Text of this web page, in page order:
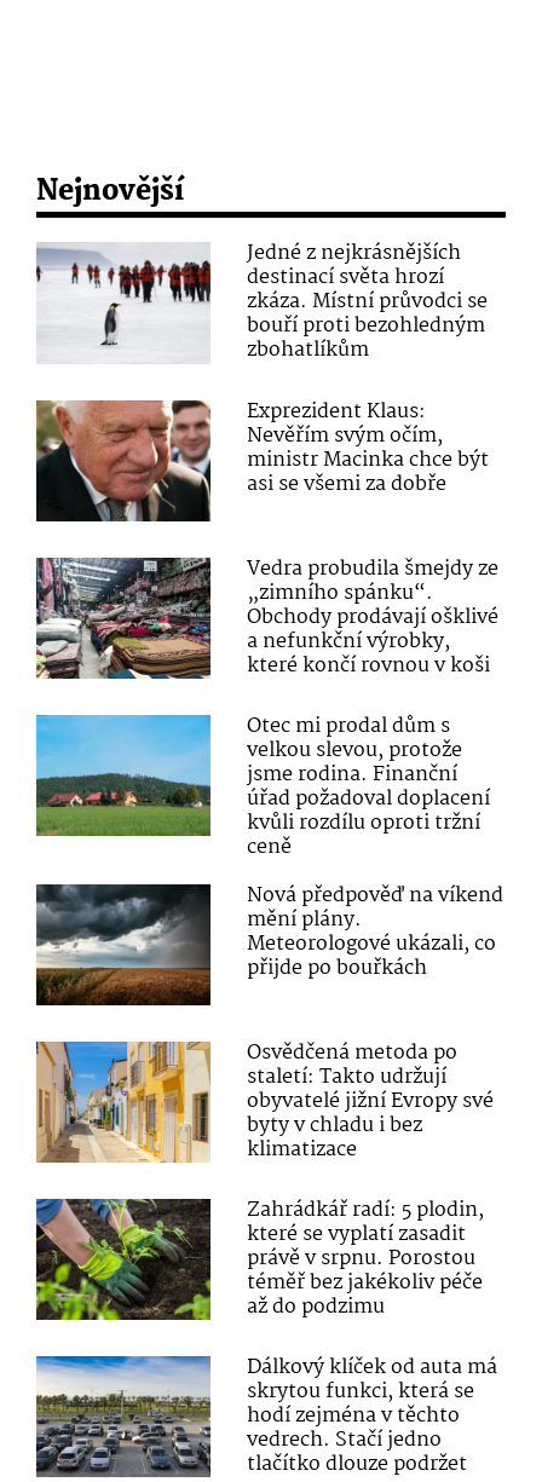
Nejnovější
Jedné z nejkrásnějších
destinací světa hrozí
zkáza. Místní průvodci se
bouří proti bezohledným
zbohatlíkům
Exprezident Klaus:
Nevěřím svým očím,
ministr Macinka chce být
asi se všemi za dobře
Vedra probudila šmejdy ze
„zimního spánku“.
Obchody prodávají ošklivé
a nefunkční výrobky,
které končí rovnou v koši
Otec mi prodal dům s
velkou slevou, protože
jsme rodina. Finanční
úřad požadoval doplacení
kvůli rozdílu oproti tržní
ceně
Nová předpověď na víkend
mění plány.
Meteorologové ukázali, co
přijde po bouřkách
Osvědčená metoda po
staletí: Takto udržují
obyvatelé jižní Evropy své
byty v chladu i bez
klimatizace
Zahrádkář radí: 5 plodin,
které se vyplatí zasadit
právě v srpnu. Porostou
téměř bez jakékoliv péče
až do podzimu
Dálkový klíček od auta má
skrytou funkci, která se
hodí zejména v těchto
vedrech. Stačí jedno
tlačítko dlouze podržet